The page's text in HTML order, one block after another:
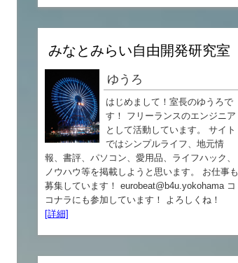
みなとみらい自由開発研究室
ゆうろ
はじめまして！室長のゆうろで
す！ フリーランスのエンジニア
として活動しています。 サイト
ではシンプルライフ、地元情
報、書評、パソコン、愛用品、ライフハック、
ノウハウ等を掲載しようと思います。 お仕事も
募集しています！ eurobeat@b4u.yokohama コ
コナラにも参加しています！ よろしくね！
[詳細]